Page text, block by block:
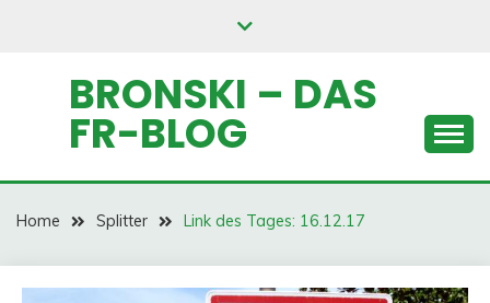
BRONSKI – DAS
FR-BLOG
Home Splitter Link des Tages: 16.12.17